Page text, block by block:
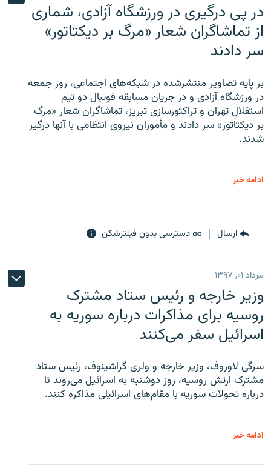
در پی درگیری در ورزشگاه آزادی، شماری
از تماشاگران شعار «مرگ بر دیکتاتور»
سر دادند
بر پایه تصاویر منتشرشده در شبکه‌های اجتماعی، روز جمعه
در ورزشگاه آزادی و در جریان مسابقه فوتبال دو تیم
استقلال تهران و تراکتورسازی تبریز، تماشاگران شعار «مرگ
بر دیکتاتور» سر دادند و مأموران نیروی انتظامی با آنها درگیر
شدند.
ادامه خبر
ارسال دسترسی بدون فیلترشکن
مرداد ۰۱, ۱۳۹۷
وزیر خارجه و رئیس‌ ستاد مشترک
روسیه برای مذاکرات درباره سوریه به
اسرائیل سفر می‌کنند
سرگی لاوروف، وزیر خارجه و ولری گراشینوف، رئیس ستاد
مشترک ارتش روسیه، روز دوشنبه به اسرائیل می‌روند تا
درباره تحولات سوریه با مقام‌های اسرائیلی مذاکره کنند.
ادامه خبر